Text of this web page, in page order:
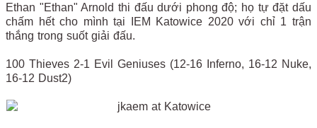
Ethan "Ethan" Arnold thi đấu dưới phong độ; họ tự đặt dấu
chấm hết cho mình tại IEM Katowice 2020 với chỉ 1 trận
thắng trong suốt giải đấu.
100 Thieves 2-1 Evil Geniuses (12-16 Inferno, 16-12 Nuke,
16-12 Dust2)